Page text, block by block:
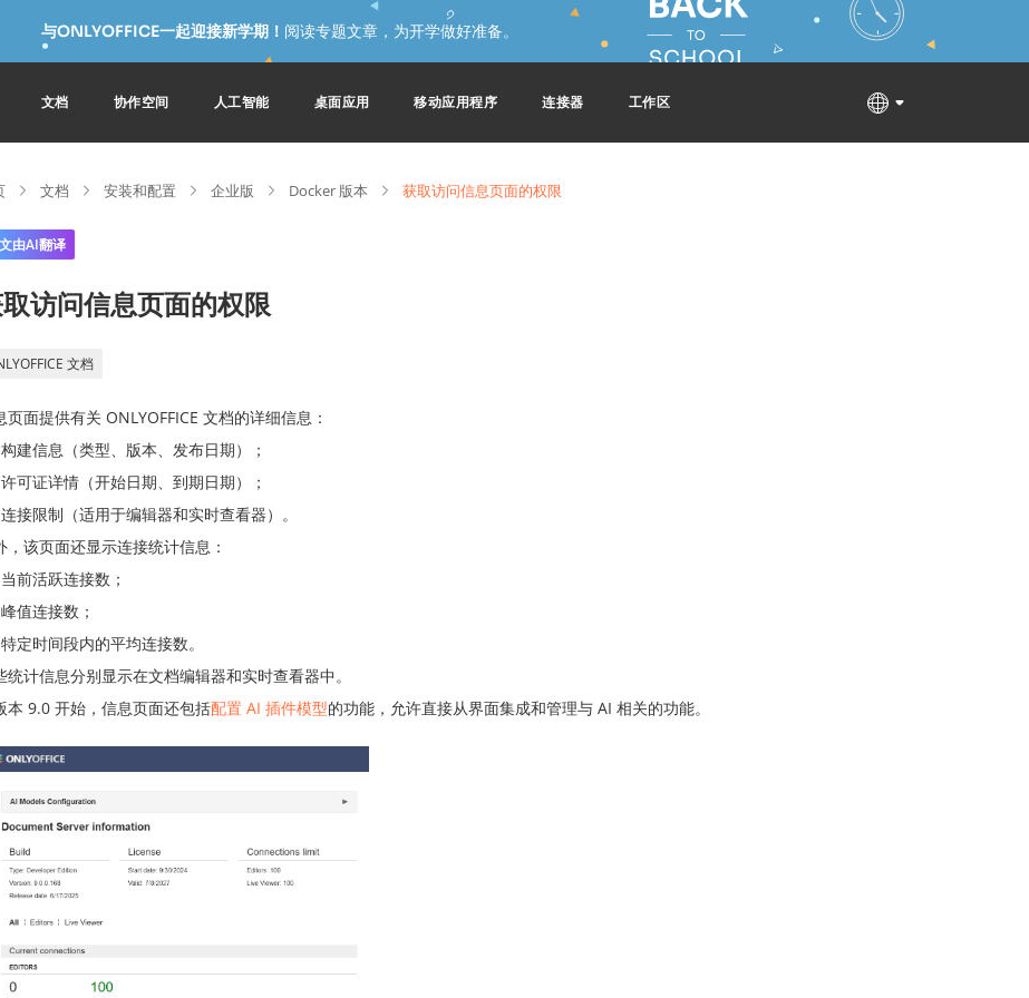
与ONLYOFFICE一起迎接新学期！ 阅读专题文章，为开学做好准备。
文档 协作空间 人工智能 桌面应用 移动应用程序 连接器 工作区
文档 安装和配置 企业版 Docker 版本 获取访问信息页面的权限
由AI翻译
访问信息页面的权限
文档
页面提供有关 ONLYOFFICE 文档的详细信息：
构建信息（类型、版本、发布日期）；
许可证详情（开始日期、到期日期）；
连接限制（适用于编辑器和实时查看器）。
，该页面还显示连接统计信息：
当前活跃连接数；
峰值连接数；
特定时间段内的平均连接数。
统计信息分别显示在文档编辑器和实时查看器中。
本 9.0 开始，信息页面还包括配置 AI 插件模型的功能，允许直接从界面集成和管理与 AI 相关的功能。